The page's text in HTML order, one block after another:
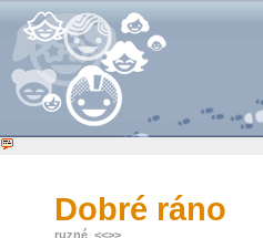
Dobré ráno
ruzné <<>>